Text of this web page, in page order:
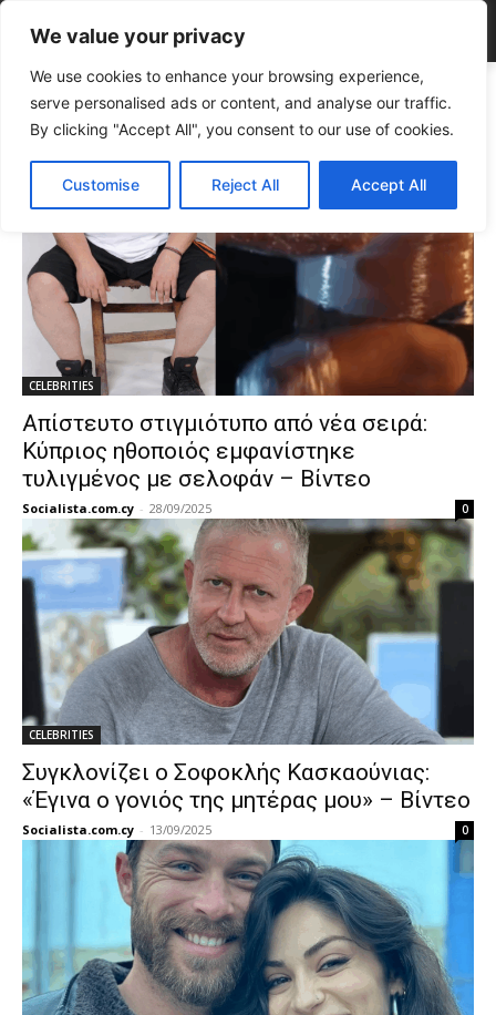
We value your privacy
We use cookies to enhance your browsing experience,
serve personalised ads or content, and analyse our traffic.
By clicking "Accept All", you consent to our use of cookies.
Customise Reject All Accept All
Tags Κύπριος ηθοποιός
Tag:Κύπριος ηθοποιός
CELEBRITIES
Απίστευτο στιγμιότυπο από νέα σειρά:
Κύπριος ηθοποιός εμφανίστηκε
τυλιγμένος με σελοφάν – Βίντεο
Socialista.com.cy - 28/09/2025 0
CELEBRITIES
Συγκλονίζει ο Σοφοκλής Κασκαούνιας:
«Έγινα ο γονιός της μητέρας μου» – Βίντεο
Socialista.com.cy - 13/09/2025 0